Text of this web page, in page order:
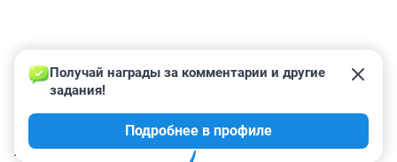
КОММЕНТАРИИ 18
Получай награды за комментарии и другие
задания!
Подробнее в профиле